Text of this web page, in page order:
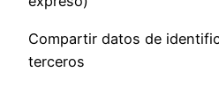
Compartir datos de
terceros